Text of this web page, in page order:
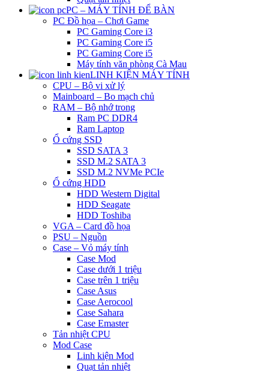
PC – MÁY TÍNH ĐỂ BÀN
PC Đồ họa – Chơi Game
PC Gaming Core i3
PC Gaming Core i5
PC Gaming Core i5
Máy tính văn phòng Cà Mau
LINH KIỆN MÁY TÍNH
CPU – Bộ vi xử lý
Mainboard – Bo mạch chủ
RAM – Bộ nhớ trong
Ram PC DDR4
Ram Laptop
Ổ cứng SSD
SSD SATA 3
SSD M.2 SATA 3
SSD M.2 NVMe PCIe
Ổ cứng HDD
HDD Western Digital
HDD Seagate
HDD Toshiba
VGA – Card đồ họa
PSU – Nguồn
Case – Vỏ máy tính
Case Mod
Case dưới 1 triệu
Case trên 1 triệu
Case Asus
Case Aerocool
Case Sahara
Case Emaster
Tản nhiệt CPU
Mod Case
Linh kiện Mod
Quạt tản nhiệt